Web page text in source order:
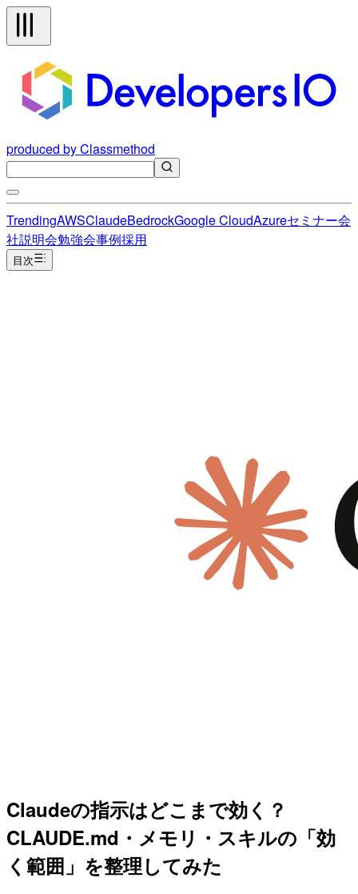
produced by Classmethod
TrendingAWSClaudeBedrockGoogle CloudAzureセミナー会
社説明会勉強会事例採用
目次
Claudeの指示はどこまで効く？
CLAUDE.md・メモリ・スキルの「効
く範囲」を整理してみた